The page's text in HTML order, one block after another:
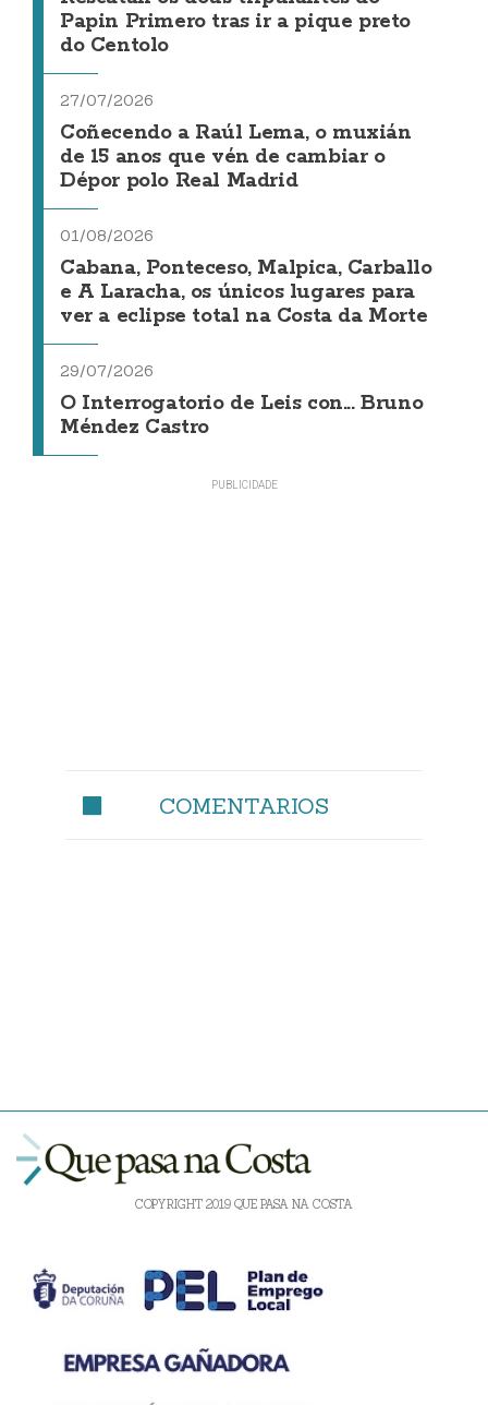
Papin Primero tras ir a pique preto
do Centolo
27/07/2026
Coñecendo a Raúl Lema, o muxián
de 15 anos que vén de cambiar o
Dépor polo Real Madrid
01/08/2026
Cabana, Ponteceso, Malpica, Carballo
e A Laracha, os únicos lugares para
ver a eclipse total na Costa da Morte
29/07/2026
O Interrogatorio de Leis con... Bruno
Méndez Castro
COMENTARIOS
COPYRIGHT 2019 QUE PASA NA COSTA